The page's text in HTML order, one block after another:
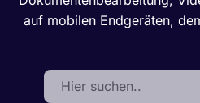
auf mobilen Endgeräten,
Search: